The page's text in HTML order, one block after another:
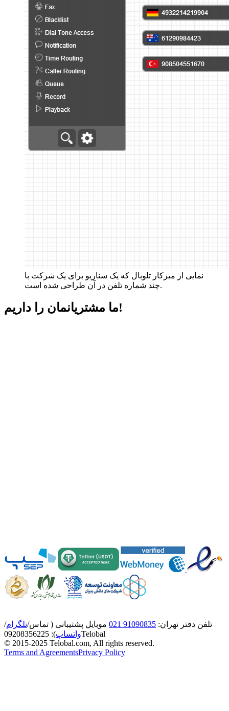
نمایی از میزکار تلوبال که یک سناریو برای یک شرکت با
چند شماره تلفن در آن طراحی شده است.
ما مشتریانمان راداریم!
تلفن دفتر تهران: 91090835 021 موبایل پشتیبانی ( تماس/تلگرام/
واتساپ):
09208356225
Telobal
© 2015-2025 Telobal.com, All rights reserved.
Terms and AgreementsPrivacy Policy